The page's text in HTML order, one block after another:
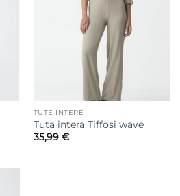
TUTE INTERE
Tuta intera Tiffosi wave
35,99 €